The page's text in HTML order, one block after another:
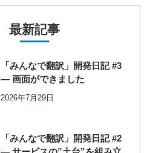
最新記事
「みんなで翻訳」開発日記 #3
― 画面ができました
2026年7月29日
「みんなで翻訳」開発日記 #2